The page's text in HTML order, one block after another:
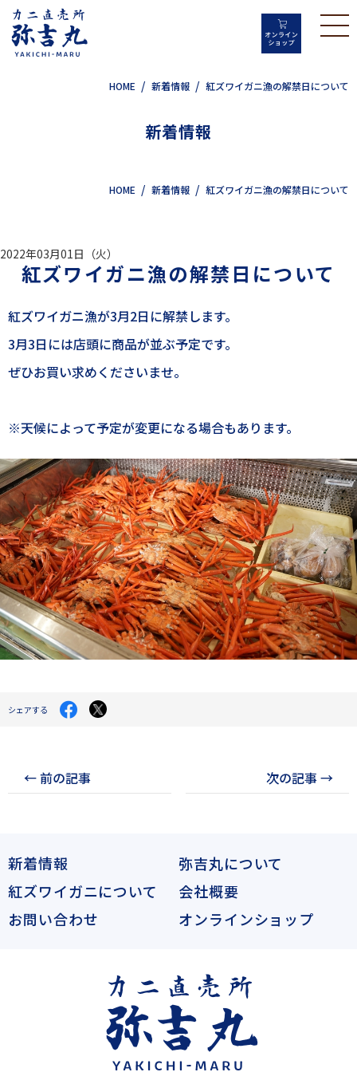
HOME 新着情報 紅ズワイガニ漁の解禁日について
新着情報
HOME 新着情報 紅ズワイガニ漁の解禁日について
2022年03月01日（火）
紅ズワイガニ漁の解禁日について
紅ズワイガニ漁が3月2日に解禁します。
3月3日には店頭に商品が並ぶ予定です。
ぜひお買い求めくださいませ。
※天候によって予定が変更になる場合もあります。
シェアする
Facebook
で
X
で
← 前の記事 次の記事 →
新着情報
弥吉丸について
紅ズワイガニについて
会社概要
お問い合わせ
オンラインショップ